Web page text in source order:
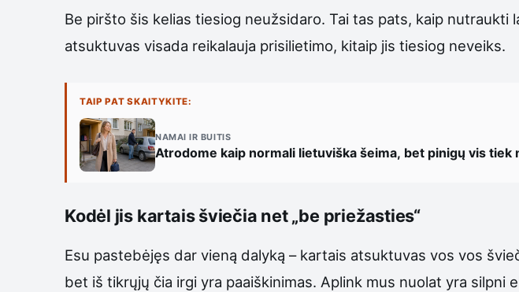
Be piršto šis kelias tiesiog neužsidaro. Tai tas pats, kaip
atsuktuvas visada reikalauja prisilietimo, kitaip jis tiesiog neveiks.
TAIP PAT SKAITYKITE:
NAMAI IR BUITIS
Atrodome kaip normali lietuviška šeima, bet pinigų vis
Kodėl jis kartais šviečia net „be priežasties“
Esu pastebėjęs dar vieną dalyką – kartais atsuktuvas vos vos
bet iš tikrųjų čia irgi yra paaiškinimas. Aplink mus nuolat yra silpni